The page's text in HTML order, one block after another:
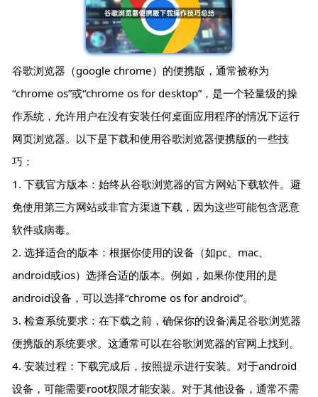
谷歌浏览器（google chrome）的便携版，通常被称为
“chrome os”或“chrome os for desktop”，是一个轻量级的操
作系统，允许用户在没有安装任何桌面应用程序的情况下运行
网页浏览器。以下是下载和使用谷歌浏览器便携版的一些技
巧：
1. 下载官方版本：始终从谷歌浏览器的官方网站下载软件。避
免使用第三方网站或非官方渠道下载，因为这些可能包含恶意
软件或病毒。
2. 选择适合的版本：根据你使用的设备（如pc、mac、
android或ios）选择合适的版本。例如，如果你使用的是
android设备，可以选择“chrome os for android”。
3. 检查系统要求：在下载之前，确保你的设备满足谷歌浏览器
便携版的系统要求。这通常可以在谷歌浏览器的官网上找到。
4. 安装过程：下载完成后，按照提示进行安装。对于android
设备，可能需要root权限才能安装。对于其他设备，通常不需